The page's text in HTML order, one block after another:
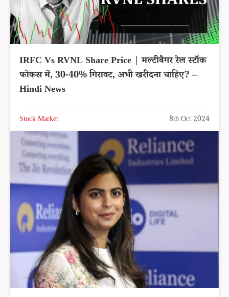
IRFC Vs RVNL Share Price | मल्टीबैगर रेल स्टॉक
फोकस में, 30-40% गिरावट, अभी खरीदना चाहिए? –
Hindi News
Stock Market 8th Oct 2024